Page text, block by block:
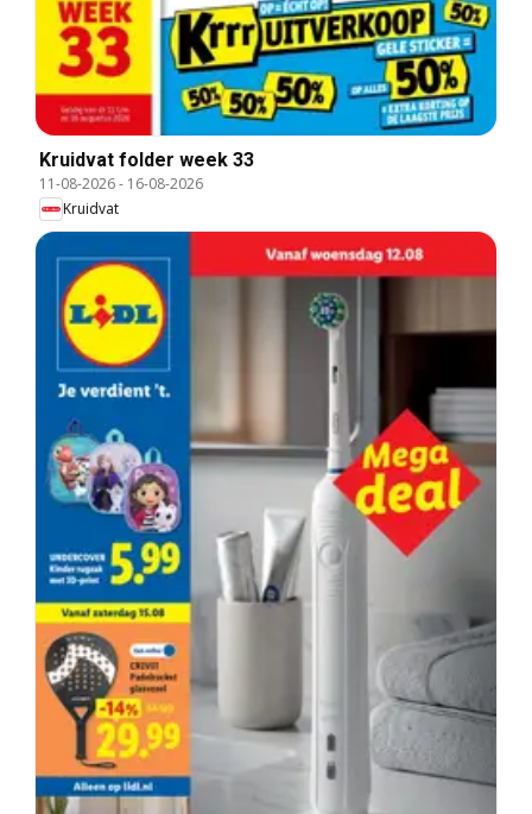
Kruidvat folder week 33
11-08-2026- 16-08-2026
Kruidvat